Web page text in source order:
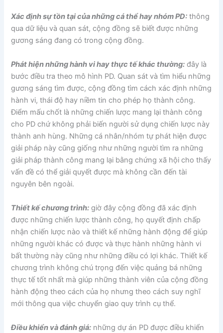
Xác định sự tồn tại của những cá thể hay nhóm PD: thông
qua dữ liệu và quan sát, cộng đồng sẽ biết được những
gương sáng đang có trong cộng đồng.
Phát hiện những hành vi hay thực tế khác thường: đây là
bước điều tra theo mô hình PD. Quan sát và tìm hiểu những
gương sáng tìm được, cộng đồng tìm cách xác định những
hành vi, thái độ hay niềm tin cho phép họ thành công.
Điểm mấu chốt là những chiến lược mang lại thành công
cho PD chứ không phải biến người sử dụng chiến lược này
thành anh hùng. Những cá nhân/nhóm tự phát hiện được
giải pháp này cũng giống như những người tìm ra những
giải pháp thành công mang lại bằng chứng xã hội cho thấy
vấn đề có thể giải quyết được mà không cần đến tài
nguyên bên ngoài.
Thiết kế chương trình: giờ đây cộng đồng đã xác định
được những chiến lược thành công, họ quyết định chấp
nhận chiến lược nào và thiết kế những hành động để giúp
những người khác có được và thực hành những hành vi
bất thường này cũng như những điều có lợi khác. Thiết kế
chương trình không chú trọng đến việc quảng bá những
thực tế tốt nhất mà giúp những thành viên của cộng đồng
hành động theo cách của họ nhưng theo cách suy nghĩ
mới thông qua việc chuyển giao quy trình cụ thể.
Điều khiển và đánh giá: những dự án PD được điều khiển